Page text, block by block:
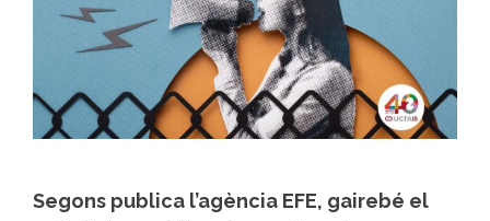
Segons publica l’agència EFE, gairebé el